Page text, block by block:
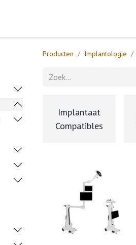
Producten Implantologie
Implantaat
Compatibles